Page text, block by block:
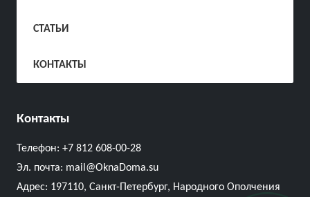
СТАТЬИ
КОНТАКТЫ
Контакты
Телефон: +7 812 608-00-28
Эл. почта: mail@OknaDoma.su
Адрес: 197110, Санкт-Петербург, Народного Ополчения